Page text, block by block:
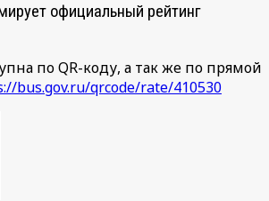
официальный рейтинг
по QR-коду, а так же по прямой
bus.gov.ru/qrcode/rate/410530